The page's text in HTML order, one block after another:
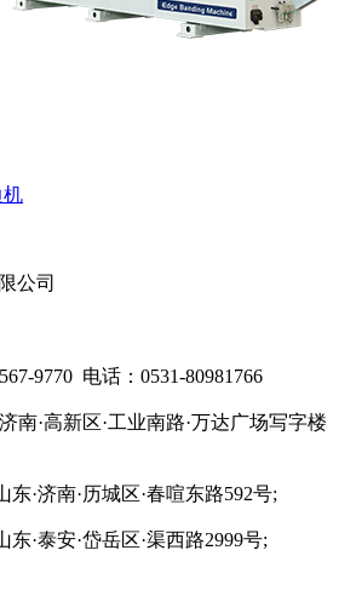
机
公司
9770 电话：0531-80981766
南·高新区·工业南路·万达广场写字楼
·济南·历城区·春喧东路592号;
·泰安·岱岳区·渠西路2999号;